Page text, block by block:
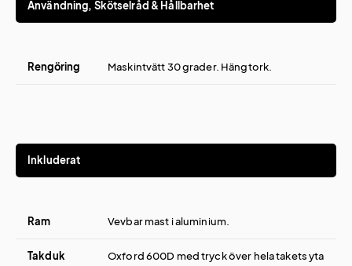
Användning, Skötselråd & Hållbarhet
Rengöring Maskintvätt 30 grader. Hängtork.
Inkluderat
Ram Vevbar mast i aluminium.
Takduk
Oxford 600D med tryck över hela takets yta